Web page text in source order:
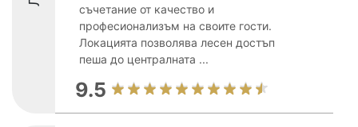
съчетание от качество и
професионализъм на своите гости.
Локацията позволява лесен достъп
пеша до централната ...
9.5